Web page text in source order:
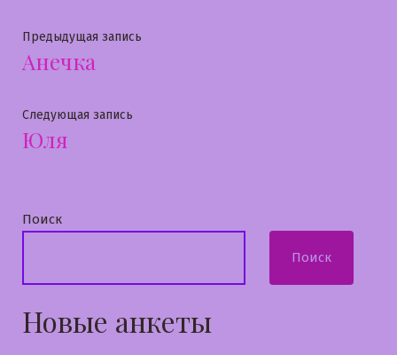
Навигация
по
записям
Предыдущая запись
Анечка
Следующая запись
Юля
Поиск
Поиск
Новые анкеты